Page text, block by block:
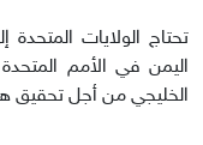
تحتاج الولايات
اليمن في الأمم
الخليجي من أجل تحقيق